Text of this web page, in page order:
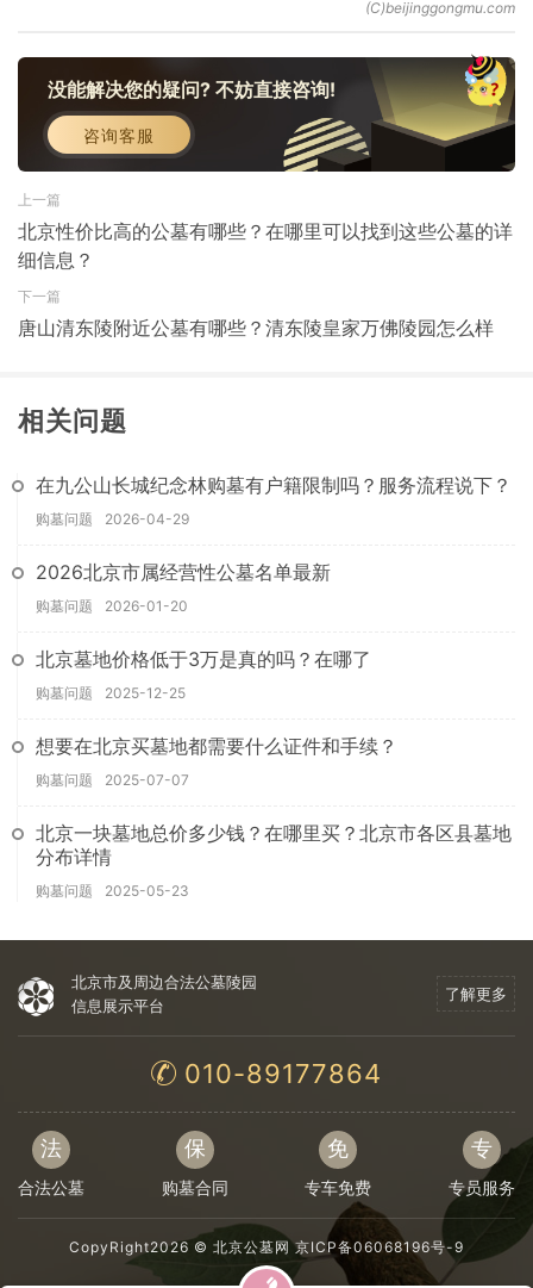
没能解决您的疑问? 不妨直接咨询!
咨询客服
上一篇
北京性价比高的公墓有哪些？在哪里可以找到这些公墓的详
细信息？
下一篇
唐山清东陵附近公墓有哪些？清东陵皇家万佛陵园怎么样
相关问题
在九公山长城纪念林购墓有户籍限制吗？服务流程说下？
购墓问题 2026-04-29
2026北京市属经营性公墓名单最新
购墓问题 2026-01-20
北京墓地价格低于3万是真的吗？在哪了
购墓问题 2025-12-25
想要在北京买墓地都需要什么证件和手续？
购墓问题 2025-07-07
北京一块墓地总价多少钱？在哪里买？北京市各区县墓地
分布详情
购墓问题 2025-05-23
北京市及周边合法公墓陵园
信息展示平台
了解更多
010-89177864
法
合法公墓
保
购墓合同
免
专车免费
专
专员服务
CopyRight2026 © 北京公墓网 京ICP备06068196号-9